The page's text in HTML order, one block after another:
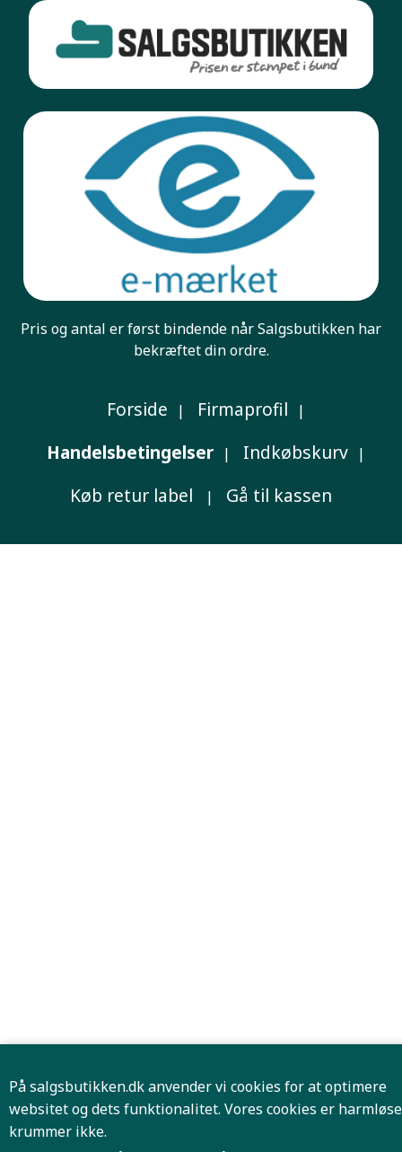
På salgsbutikken.dk anvender vi cookies for at optimere
websitet og dets funktionalitet. Vores cookies er
krummer ikke.
Pris og antal er først bindende når Salgsbutikken har
bekræftet din ordre.
Forside | Firmaprofil |
Handelsbetingelser | Indkøbskurv |
Køb retur label | Gå til kassen